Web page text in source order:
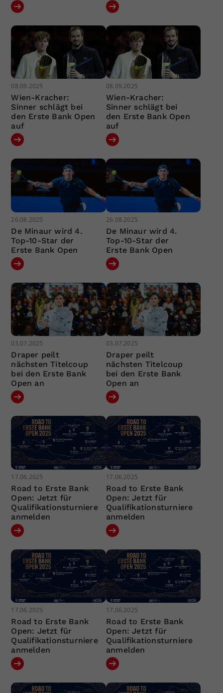
08.09.2025
Wien-Kracher:
Sinner schlägt bei
den Erste Bank Open
auf
08.09.2025
Wien-Kracher:
Sinner schlägt bei
den Erste Bank Open
auf
26.08.2025
De Minaur wird 4.
Top-10-Star der
Erste Bank Open
26.08.2025
De Minaur wird 4.
Top-10-Star der
Erste Bank Open
03.07.2025
Draper peilt
nächsten Titelcoup
bei den Erste Bank
Open an
03.07.2025
Draper peilt
nächsten Titelcoup
bei den Erste Bank
Open an
17.06.2025
Road to Erste Bank
Open: Jetzt für
Qualifikationsturniere
anmelden
17.06.2025
Road to Erste Bank
Open: Jetzt für
Qualifikationsturniere
anmelden
17.06.2025
Road to Erste Bank
Open: Jetzt für
Qualifikationsturniere
anmelden
17.06.2025
Road to Erste Bank
Open: Jetzt für
Qualifikationsturniere
anmelden